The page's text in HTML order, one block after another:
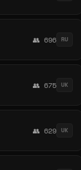
👥 696 RU
👥 675 UK
👥 629 UK